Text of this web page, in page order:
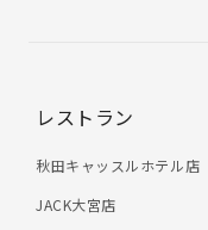
レストラン
秋田キャッスルホテル店
JACK大宮店